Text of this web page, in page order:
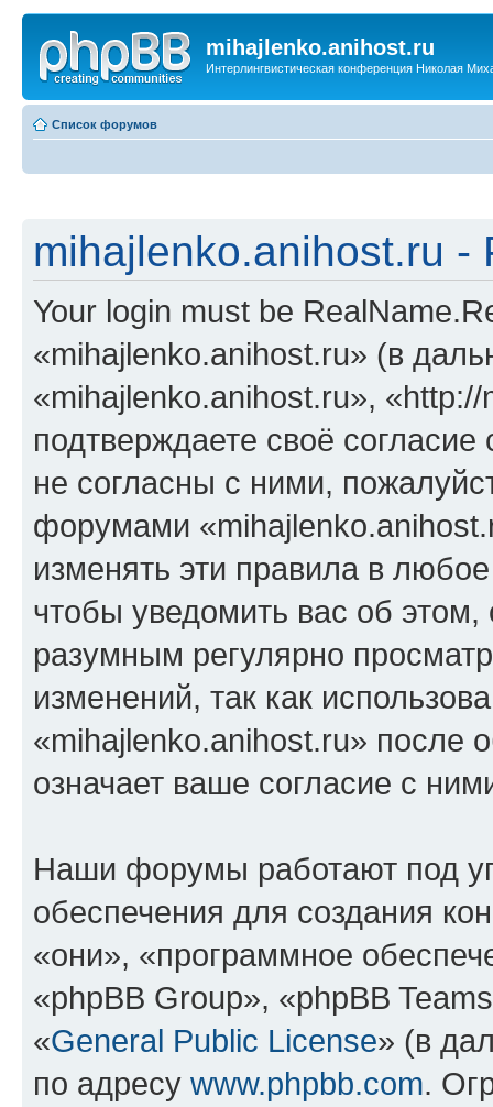
mihajlenko.anihost.ru
Интерлингвистическая конференция Николая
Список форумов
mihajlenko.anihost.ru -
Your login must be
«mihajlenko.anihost.ru» (в
«mihajlenko.anihost.ru»,
подтверждаете своё
не согласны с ними,
форумами
изменять эти правила в
чтобы уведомить вас об
разумным регулярно
изменений, так как
«mihajlenko.anihost.ru» после
означает ваше согласие с
Наши форумы работают под
обеспечения для создания
«они», «программное
«phpBB Group», «phpBB
«General Public License» (в
по адресу www.phpbb.com.